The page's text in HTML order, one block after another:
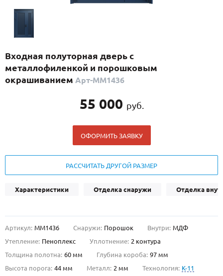
С реечным дизайном(29)
ПО НАЗНАЧЕНИЮ
ПО КОНСТРУКЦИИ
О НАС
Входная полуторная дверь с
металлофиленкой и порошковым
окрашиванием Арт-ММ1436
55 000 руб.
ОФОРМИТЬ ЗАЯВКУ
РАССЧИТАТЬ ДРУГОЙ РАЗМЕР
Характеристики Отделка снаружи Отделка
Артикул: ММ1436 Снаружи: Порошок Внутри: МДФ
Утепление: Пеноплекс Уплотнение: 2 контура
Толщина полотна: 60 мм Глубина короба: 97 мм
Высота порога: 44 мм Металл: 2 мм Технология: K-11